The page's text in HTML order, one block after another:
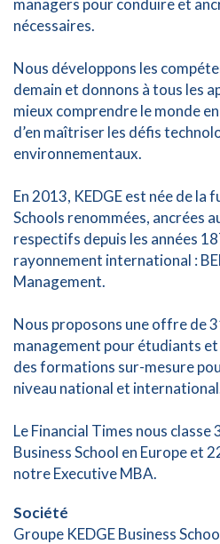
managers pour conduire et
nécessaires.
Nous développons les
demain et donnons à tous les
mieux comprendre le monde
d’en maîtriser les défis
environnementaux.
En 2013, KEDGE est née de la
Schools renommées, ancrées
respectifs depuis les années
rayonnement international :
Management.
Nous proposons une offre de
management pour étudiants
des formations sur-mesure
niveau national et
Le Financial Times nous classe
Business School en Europe et
notre Executive MBA.
Société
Groupe KEDGE Business